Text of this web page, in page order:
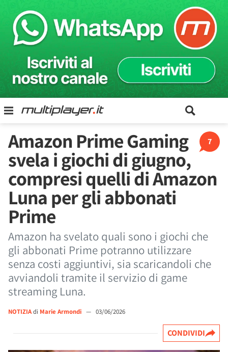
7
Amazon Prime Gaming
svela i giochi di giugno,
compresi quelli di Amazon
Luna per gli abbonati
Prime
Amazon ha svelato quali sono i giochi che
gli abbonati Prime potranno utilizzare
senza costi aggiuntivi, sia scaricandoli che
avviandoli tramite il servizio di game
streaming Luna.
NOTIZIAdi Marie Armondi — 03/06/2026
CONDIVIDI